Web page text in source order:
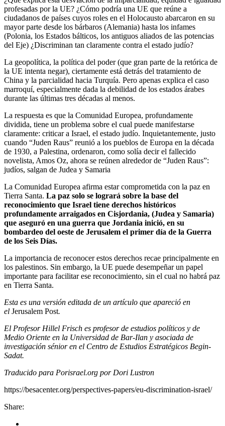
profesadas por la UE? ¿Cómo podría una UE que reúne a
ciudadanos de países cuyos roles en el Holocausto abarcaron en su
mayor parte desde los bárbaros (Alemania) hasta los infames
(Polonia, los Estados bálticos, los antiguos aliados de las potencias
del Eje) ¿Discriminan tan claramente contra el estado judío?
La geopolítica, la política del poder (que gran parte de la retórica de
la UE intenta negar), ciertamente está detrás del tratamiento de
China y la parcialidad hacia Turquía. Pero apenas explica el caso
marroquí, especialmente dada la debilidad de los estados árabes
durante las últimas tres décadas al menos.
La respuesta es que la Comunidad Europea, profundamente
dividida, tiene un problema sobre el cual puede manifestarse
claramente: criticar a Israel, el estado judío. Inquietantemente, justo
cuando “Juden Raus” reunió a los pueblos de Europa en la década
de 1930, a Palestina, ordenaron, como solía decir el fallecido
novelista, Amos Oz, ahora se reúnen alrededor de “Juden Raus”:
judíos, salgan de Judea y Samaria
La Comunidad Europea afirma estar comprometida con la paz en
Tierra Santa. La paz solo se logrará sobre la base del
reconocimiento que Israel tiene derechos históricos
profundamente arraigados en Cisjordania, (Judea y Samaria)
que aseguró en una guerra que Jordania inició, en su
bombardeo del oeste de Jerusalem el primer día de la Guerra
de los Seis Días.
La importancia de reconocer estos derechos recae principalmente en
los palestinos. Sin embargo, la UE puede desempeñar un papel
importante para facilitar ese reconocimiento, sin el cual no habrá paz
en Tierra Santa.
Esta es una versión editada de un artículo que apareció en
el Jerusalem Post.
El Profesor Hillel Frisch es profesor de estudios políticos y de
Medio Oriente en la Universidad de Bar-Ilan y asociada de
investigación sénior en el Centro de Estudios Estratégicos Begin-
Sadat.
Traducido para Porisrael.org por Dori Lustron
https://besacenter.org/perspectives-papers/eu-discrimination-israel/
Share: